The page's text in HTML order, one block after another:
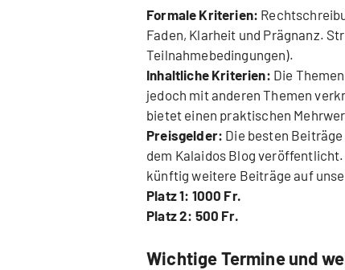
Formale Kriterien:
Faden, Klarheit und Prägnanz.
Teilnahmebedingungen).
Inhaltliche Kriterien: Die
jedoch mit anderen Themen
bietet einen praktischen
Preisgelder: Die besten
dem Kalaidos Blog
künftig weitere Beiträge auf
Platz 1: 1000 Fr.
Platz 2: 500 Fr.
Wichtige Termine und